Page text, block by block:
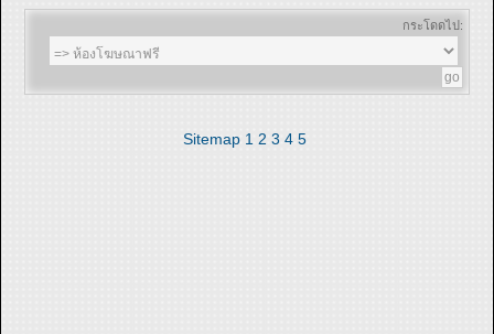
กระโดดไป:
Sitemap 1 2 3 4 5